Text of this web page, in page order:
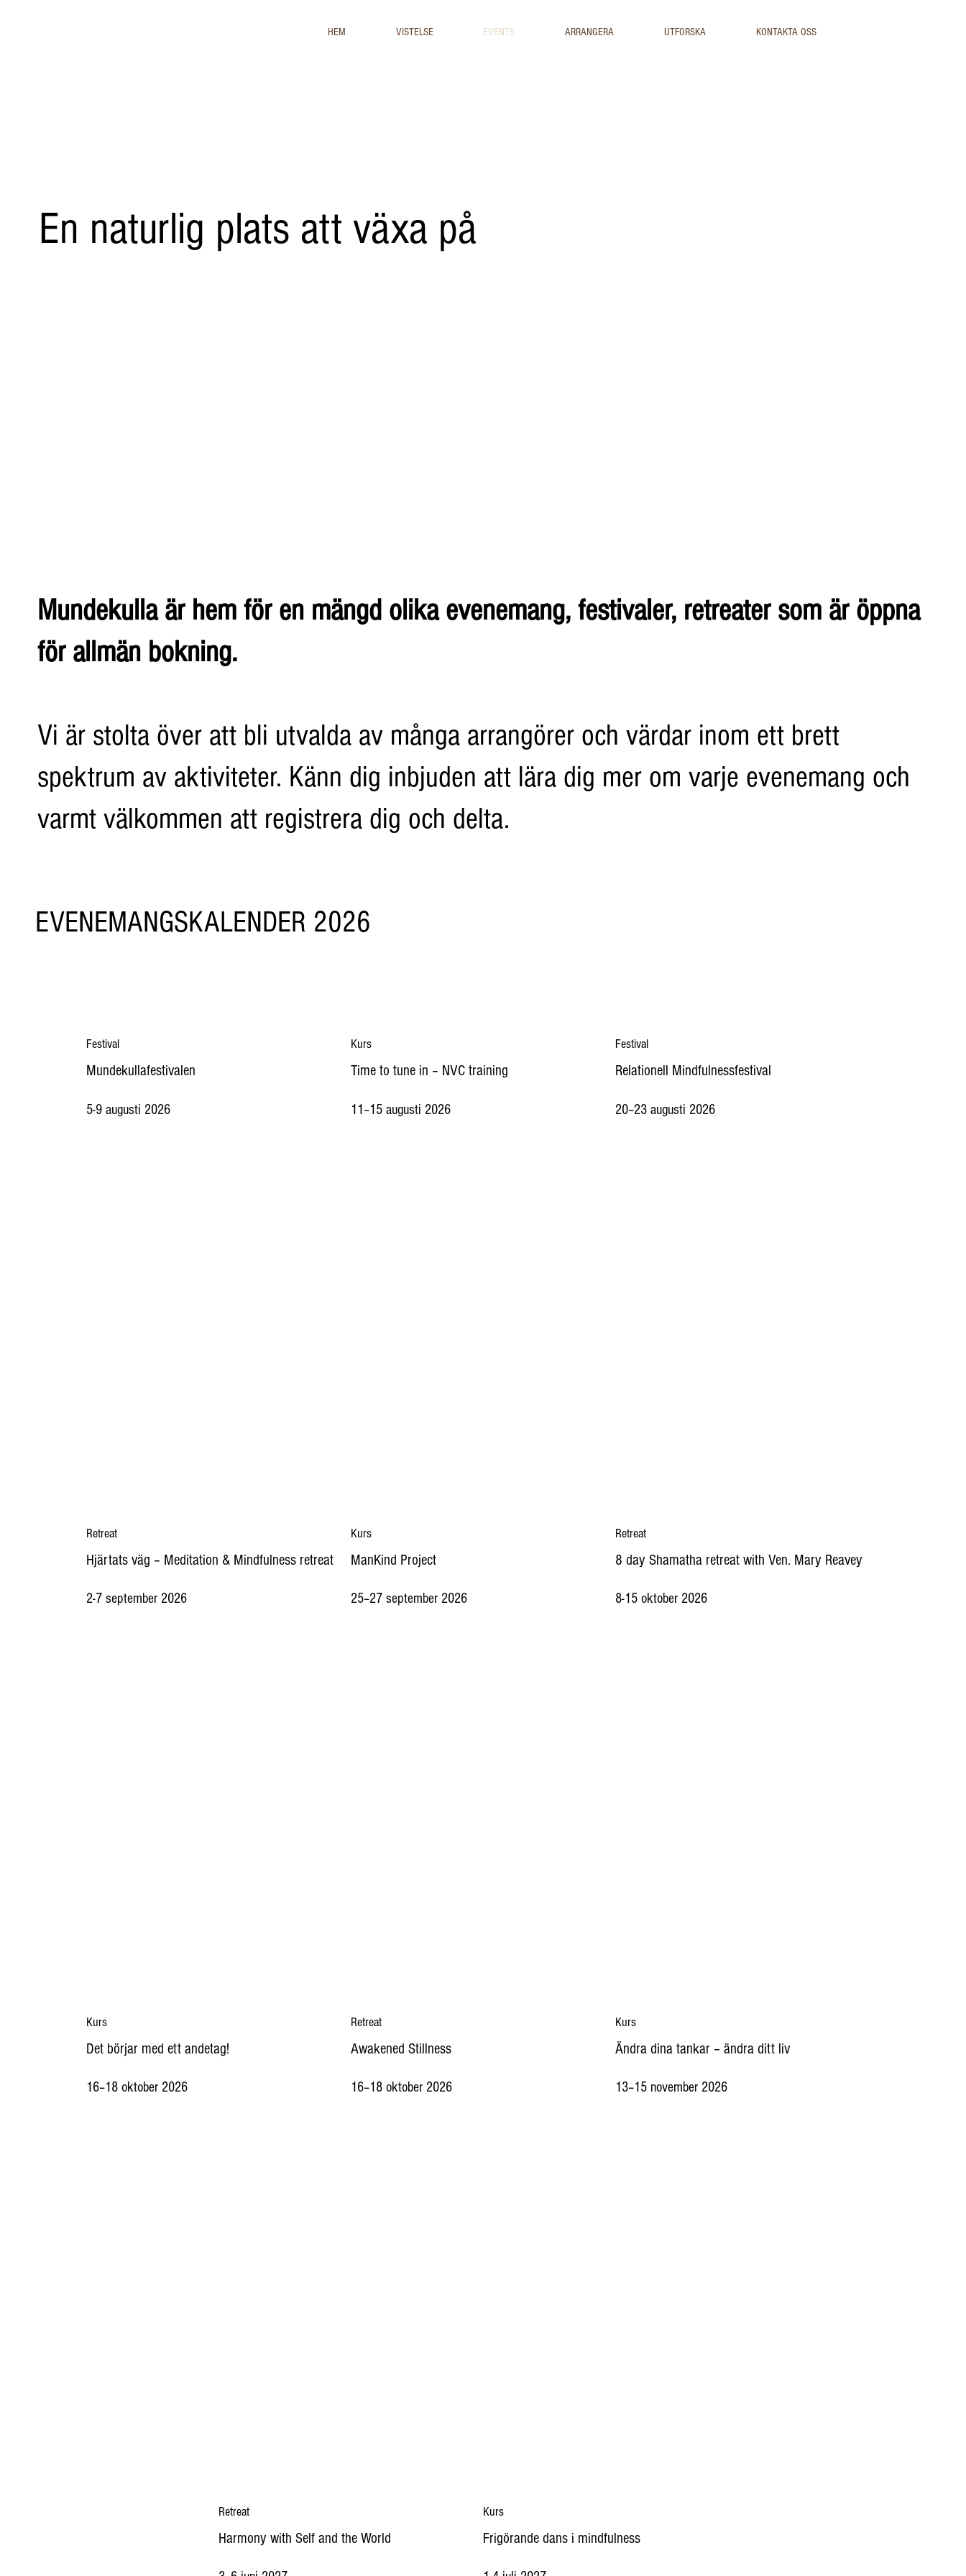
HEM VISTELSE EVENTS ARRANGERA UTFORSKA KONTAKTA OSS
En naturlig plats att växa på
Mundekulla är hem för en mängd olika evenemang, festivaler, retreater som är öppna
för allmän bokning.
Vi är stolta över att bli utvalda av många arrangörer och värdar inom ett brett
spektrum av aktiviteter. Känn dig inbjuden att lära dig mer om varje evenemang och
varmt välkommen att registrera dig och delta.
EVENEMANGSKALENDER 2026
Festival
Mundekullafestivalen
5-9 augusti 2026
Kurs
Time to tune in – NVC training
11–15 augusti 2026
Festival
Relationell Mindfulnessfestival
20–23 augusti 2026
Retreat
Hjärtats väg – Meditation & Mindfulness retreat
2-7 september 2026
Kurs
ManKind Project
25–27 september 2026
Retreat
8 day Shamatha retreat with Ven. Mary Reavey
8-15 oktober 2026
Kurs
Det börjar med ett andetag!
16–18 oktober 2026
Retreat
Awakened Stillness
16–18 oktober 2026
Kurs
Ändra dina tankar – ändra ditt liv
13–15 november 2026
Retreat
Harmony with Self and the World
Kurs
Frigörande dans i mindfulness